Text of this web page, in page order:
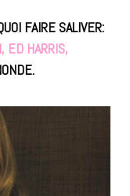
FAIRE SALIVER:
ED HARRIS,